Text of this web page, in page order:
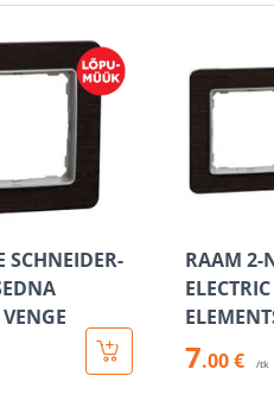
SCHNEIDER-
RAAM 2-
7.00 € /tk